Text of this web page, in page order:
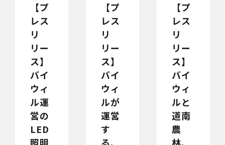
【プ
レス
リ
リー
ス】
バイ
ウィ
ル運
営の
LED
【プ
レス
リ
リー
ス】
バイ
ウィ
ルが
運営
す
【プ
レス
リ
リー
ス】
バイ
ウィ
ルと
道南
農